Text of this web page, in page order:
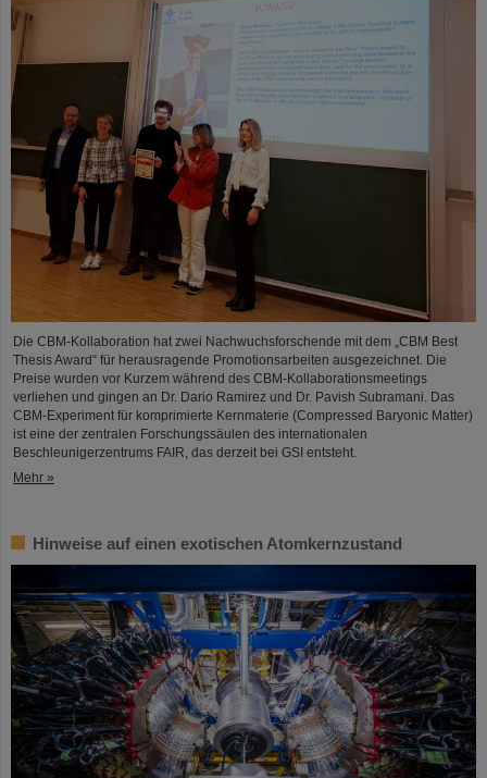
Die CBM-Kollaboration hat zwei Nachwuchsforschende mit dem „CBM Best
Thesis Award“ für herausragende Promotionsarbeiten ausgezeichnet. Die
Preise wurden vor Kurzem während des CBM-Kollaborationsmeetings
verliehen und gingen an Dr. Dario Ramirez und Dr. Pavish Subramani. Das
CBM-Experiment für komprimierte Kernmaterie (Compressed Baryonic Matter)
ist eine der zentralen Forschungssäulen des internationalen
Beschleunigerzentrums FAIR, das derzeit bei GSI entsteht.
Mehr »
Hinweise auf einen exotischen Atomkernzustand